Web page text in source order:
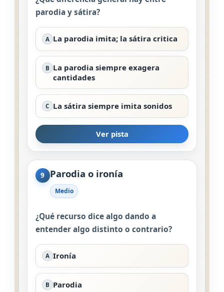
parodia y sátira?
A La parodia imita; la sátira critica
B La parodia siempre exagera
cantidades
C La sátira siempre imita sonidos
Ver pista
9 Parodia o ironía
Medio
¿Qué recurso dice algo dando a
entender algo distinto o contrario?
A Ironía
B Parodia